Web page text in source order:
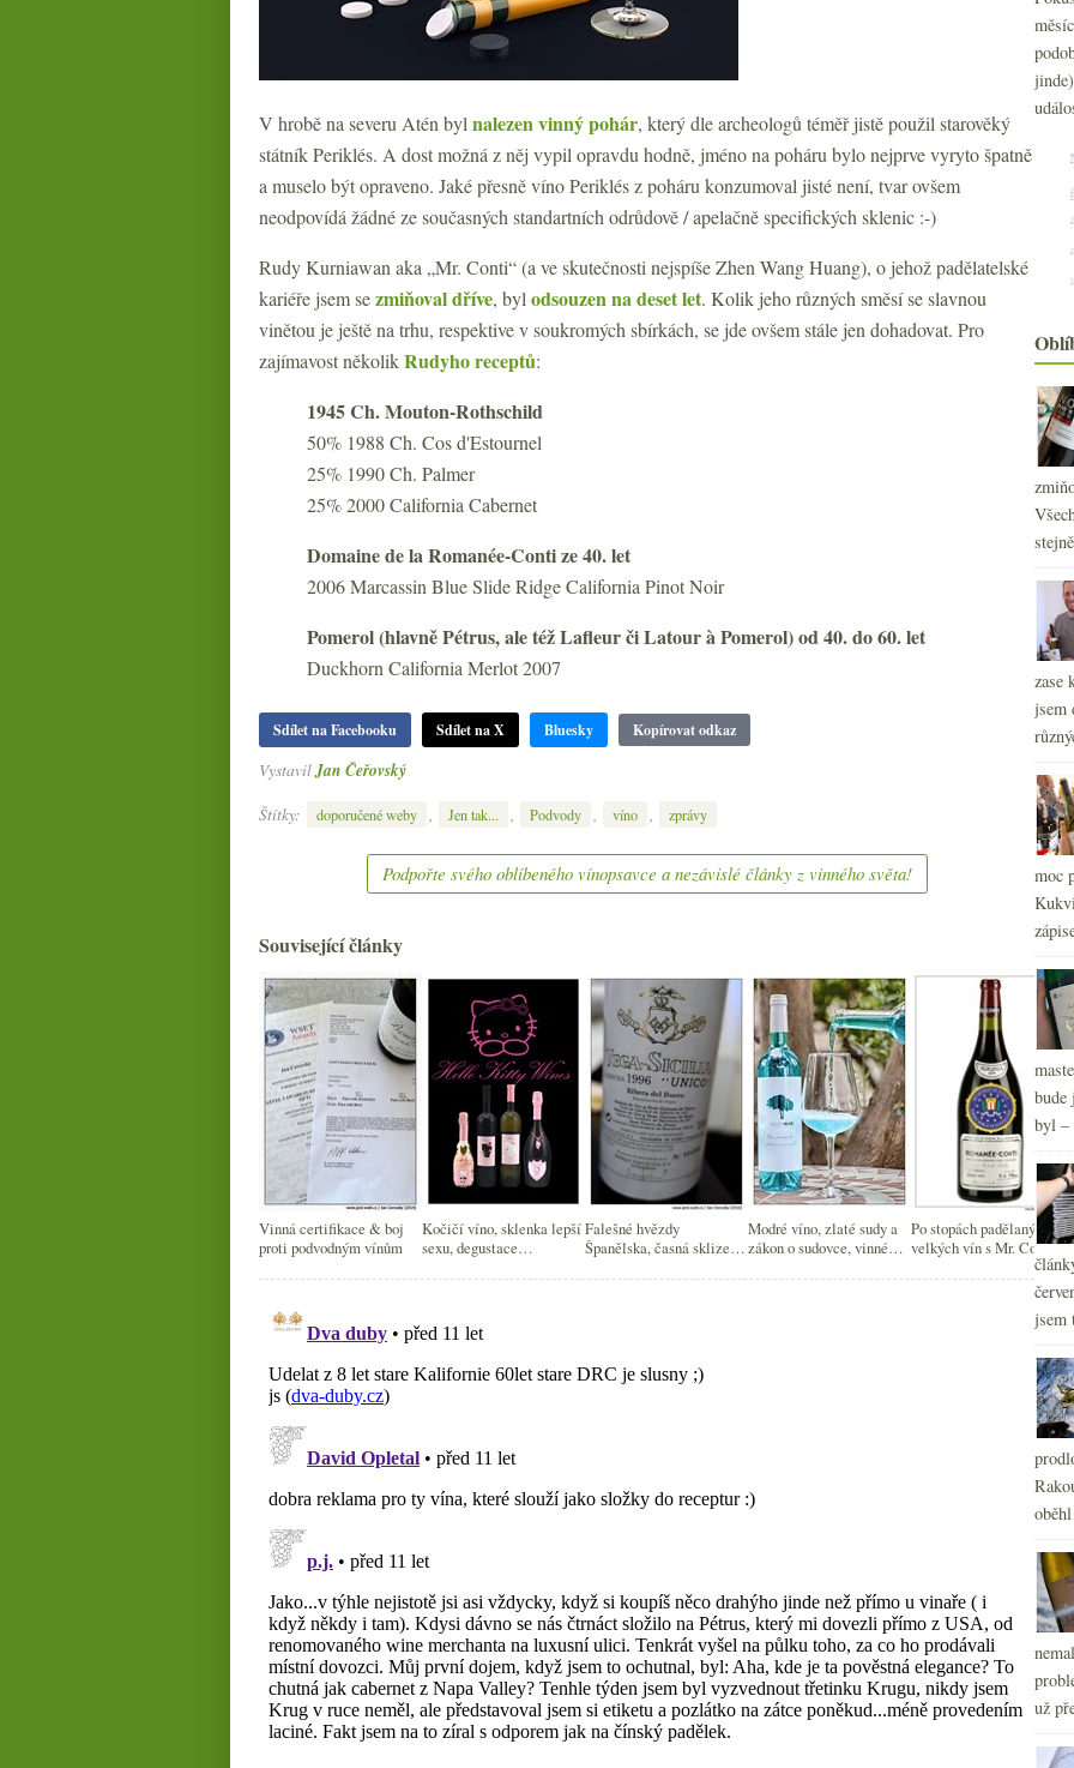
V hrobě na severu Atén byl nalezen vinný pohár, který dle archeologů téměř jistě použil starověký
státník Periklés. A dost možná z něj vypil opravdu hodně, jméno na poháru bylo nejprve vyryto špatně
a muselo být opraveno. Jaké přesně víno Periklés z poháru konzumoval jisté není, tvar ovšem
neodpovídá žádné ze současných standartních odrůdově / apelačně specifických sklenic :-)
Rudy Kurniawan aka „Mr. Conti“ (a ve skutečnosti nejspíše Zhen Wang Huang), o jehož padělatelské
kariéře jsem sezmiňoval dříve, byl odsouzen na deset let. Kolik jeho různých směsí se slavnou
vinětou je ještě na trhu, respektive v soukromých sbírkách, se jde ovšem stále jen dohadovat. Pro
zajímavost několikRudyho receptů:
1945 Ch. Mouton-Rothschild
50% 1988 Ch. Cos d'Estournel
25% 1990 Ch. Palmer
25% 2000 California Cabernet
Domaine de la Romanée-Conti ze 40. let
2006 Marcassin Blue Slide Ridge California Pinot Noir
Pomerol (hlavně Pétrus, ale též Lafleur či Latour à Pomerol) od 40. do 60. let
Duckhorn California Merlot 2007
Sdílet na Facebooku Sdílet na X Bluesky Kopírovat odkaz
VystavilJan Čeřovský
Štítky:
doporučené weby Jen tak... Podvody víno zprávy
Podpořte svého oblíbeného vínopsavce a nezávislé články z vinného světa!
Související články
Vinná certifikace & boj
proti podvodným vínům
Kočičí víno, sklenka lepší
sexu, degustace
Falešné hvězdy
Španělska, časná sklizeň,
šampaňského
Modré víno, zlaté sudy a
zákon o sudovce, vinné
Po stopách padělaných
velkých vín s Mr. Conti
►
►
►
►
►
►
►
►
zase
jsem
moc
bude
byl –
jsem
už